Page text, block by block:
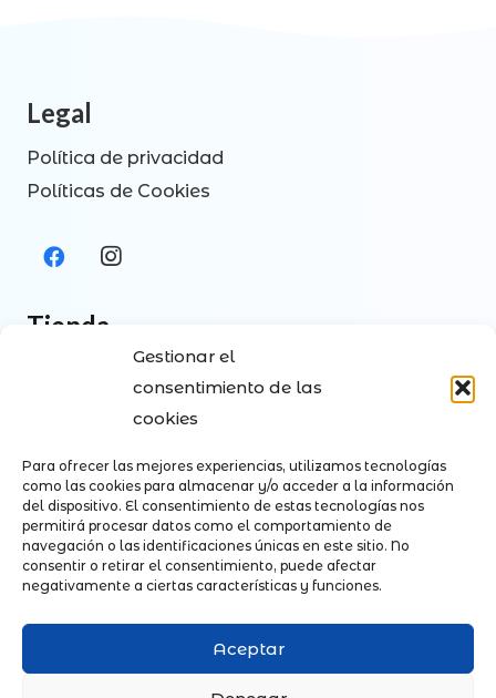
Gestionar el
consentimiento de las
cookies
Para ofrecer las mejores experiencias, utilizamos tecnologías
como las cookies para almacenar y/o acceder a la información
del dispositivo. El consentimiento de estas tecnologías nos
permitirá procesar datos como el comportamiento de
navegación o las identificaciones únicas en este sitio. No
consentir o retirar el consentimiento, puede afectar
negativamente a ciertas características y funciones.
Aceptar
Legal
Política de privacidad
Políticas de Cookies
Tienda
Política de devoluciones
Contacto
+34 676 89 22 11